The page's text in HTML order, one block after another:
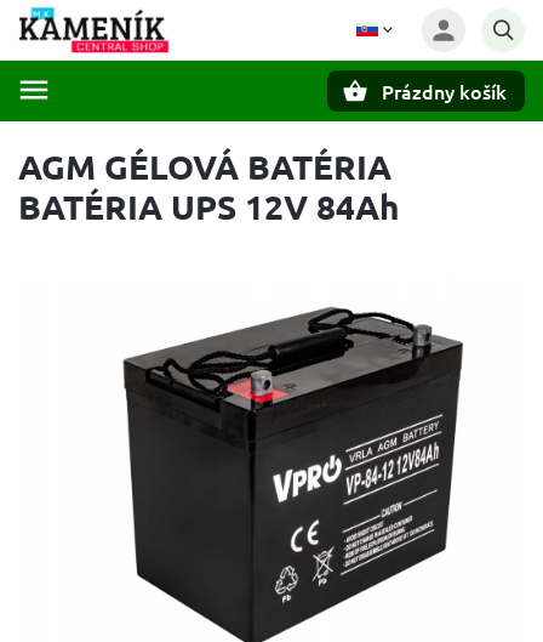
Prázdny košík
AGM GÉLOVÁ BATÉRIA
BATÉRIA UPS 12V 84Ah